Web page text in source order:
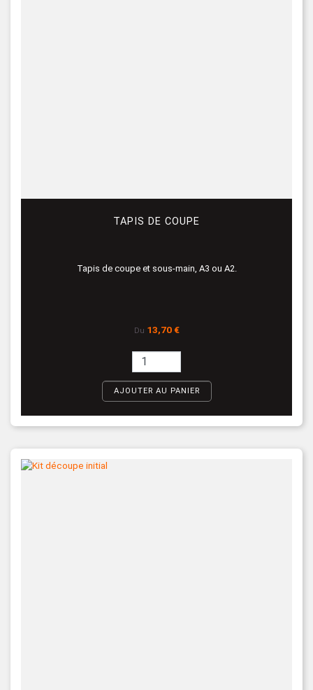
TAPIS DE COUPE
Tapis de coupe et sous-main, A3 ou A2.
Du Prix
13,70 €
AJOUTER AU PANIER